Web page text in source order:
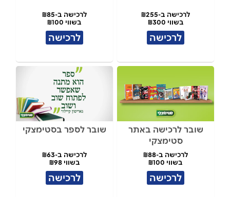
לרכישה ב-₪255
בשווי ₪300
לרכישה
לרכישה ב-₪85
בשווי ₪100
לרכישה
שובר לרכישה באתר
סטימצקי
לרכישה ב-₪88
בשווי ₪100
לרכישה
שובר לספר בסטימצקי
לרכישה ב-₪63
בשווי ₪98
לרכישה